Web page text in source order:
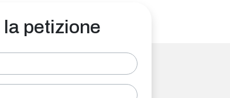
la petizione